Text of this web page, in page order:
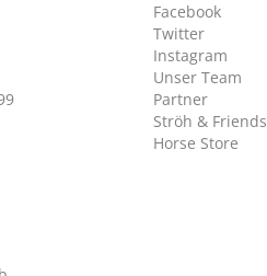
Facebook
Twitter
Instagram
Unser Team
Partner
Ströh & Friends
Horse Store